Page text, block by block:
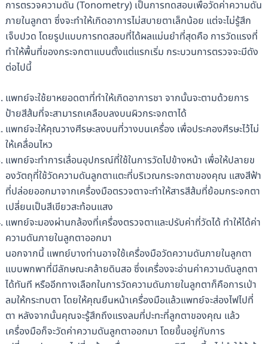
การตรวจความดัน (Tonometry) เป็นการทดสอบเพื่อวัดค่าความดัน
ภายในลูกตา ซึ่งจะทำให้เกิดอาการไม่สบายตาเล็กน้อย แต่จะไม่รู้สึก
เจ็บปวด โดยรูปแบบการทดสอบที่ได้ผลแม่นยำที่สุดคือ การวัดแรงที่
ทำให้พื้นที่ของกระจกตาแบนตั้งแต่แรกเริ่ม กระบวนการตรวจจะมีดัง
ต่อไปนี้
แพทย์จะใช้ยาหยอดตาที่ทำให้เกิดอาการชา จากนั้นจะตามด้วยการ
ป้ายสีส้มที่จะสามารถเคลือบลงบนผิวกระจกตาได้
แพทย์จะให้คุณวางศีรษะลงบนที่วางบนเครื่อง เพื่อประคองศีรษะไว้ไม่
ให้เคลื่อนไหว
แพทย์จะทำการเลื่อนอุปกรณ์ที่ใช้ในการวัดไปข้างหน้า เพื่อให้ปลายข
องวัตถุที่ใช้วัดความดันลูกตาแตะที่บริเวณกระจกตาของคุณ แสงสีฟ้า
ที่ปล่อยออกมาจากเครื่องมือตรวจตาจะทำให้สารสีส้มที่ย้อมกระจกตา
เปลี่ยนเป็นสีเขียวสะท้อนแสง
แพทย์จะมองผ่านกล้องที่เครื่องตรวจตาและปรับค่าที่วัดได้ ทำให้ได้ค่า
ความดันภายในลูกตาออกมา
นอกจากนี้ แพทย์บางท่านอาจใช้เครื่องมือวัดความดันภายในลูกตา
แบบพกพาที่มีลักษณะคล้ายดินสอ ซึ่งเครื่องจะอ่านค่าความดันลูกตา
ได้ทันที หรืออีกทางเลือกในการวัดความดันภายในลูกตาก็คือการเป่า
ลมให้กระทบตา โดยให้คุณยืนหน้าเครื่องมือแล้วแพทย์จะส่องไฟไปที่
ตา หลังจากนั้นคุณจะรู้สึกถึงแรงลมที่ปะทะที่ลูกตาของคุณ แล้ว
เครื่องมือก็จะวัดค่าความดันลูกตาออกมา โดยขึ้นอยู่กับการ